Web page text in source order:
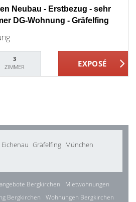
Neubau - Erstbezug - sehr
DG-Wohnung - Gräfelfing
3
ZIMMER
Eichenau Gräfelfing München
Bergkirchen
Mietwohnungen
Bergkirchen
Wohnungen Bergkirchen